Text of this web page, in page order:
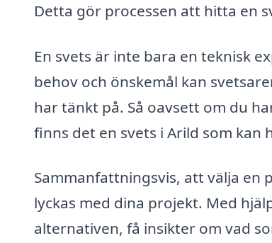
Detta gör processen att hitta en
En svets är inte bara en teknisk
behov och önskemål kan
har tänkt på. Så oavsett om du
finns det en svets i Arild som kan
Sammanfattningsvis, att välja en
lyckas med dina projekt. Med
alternativen, få insikter om vad